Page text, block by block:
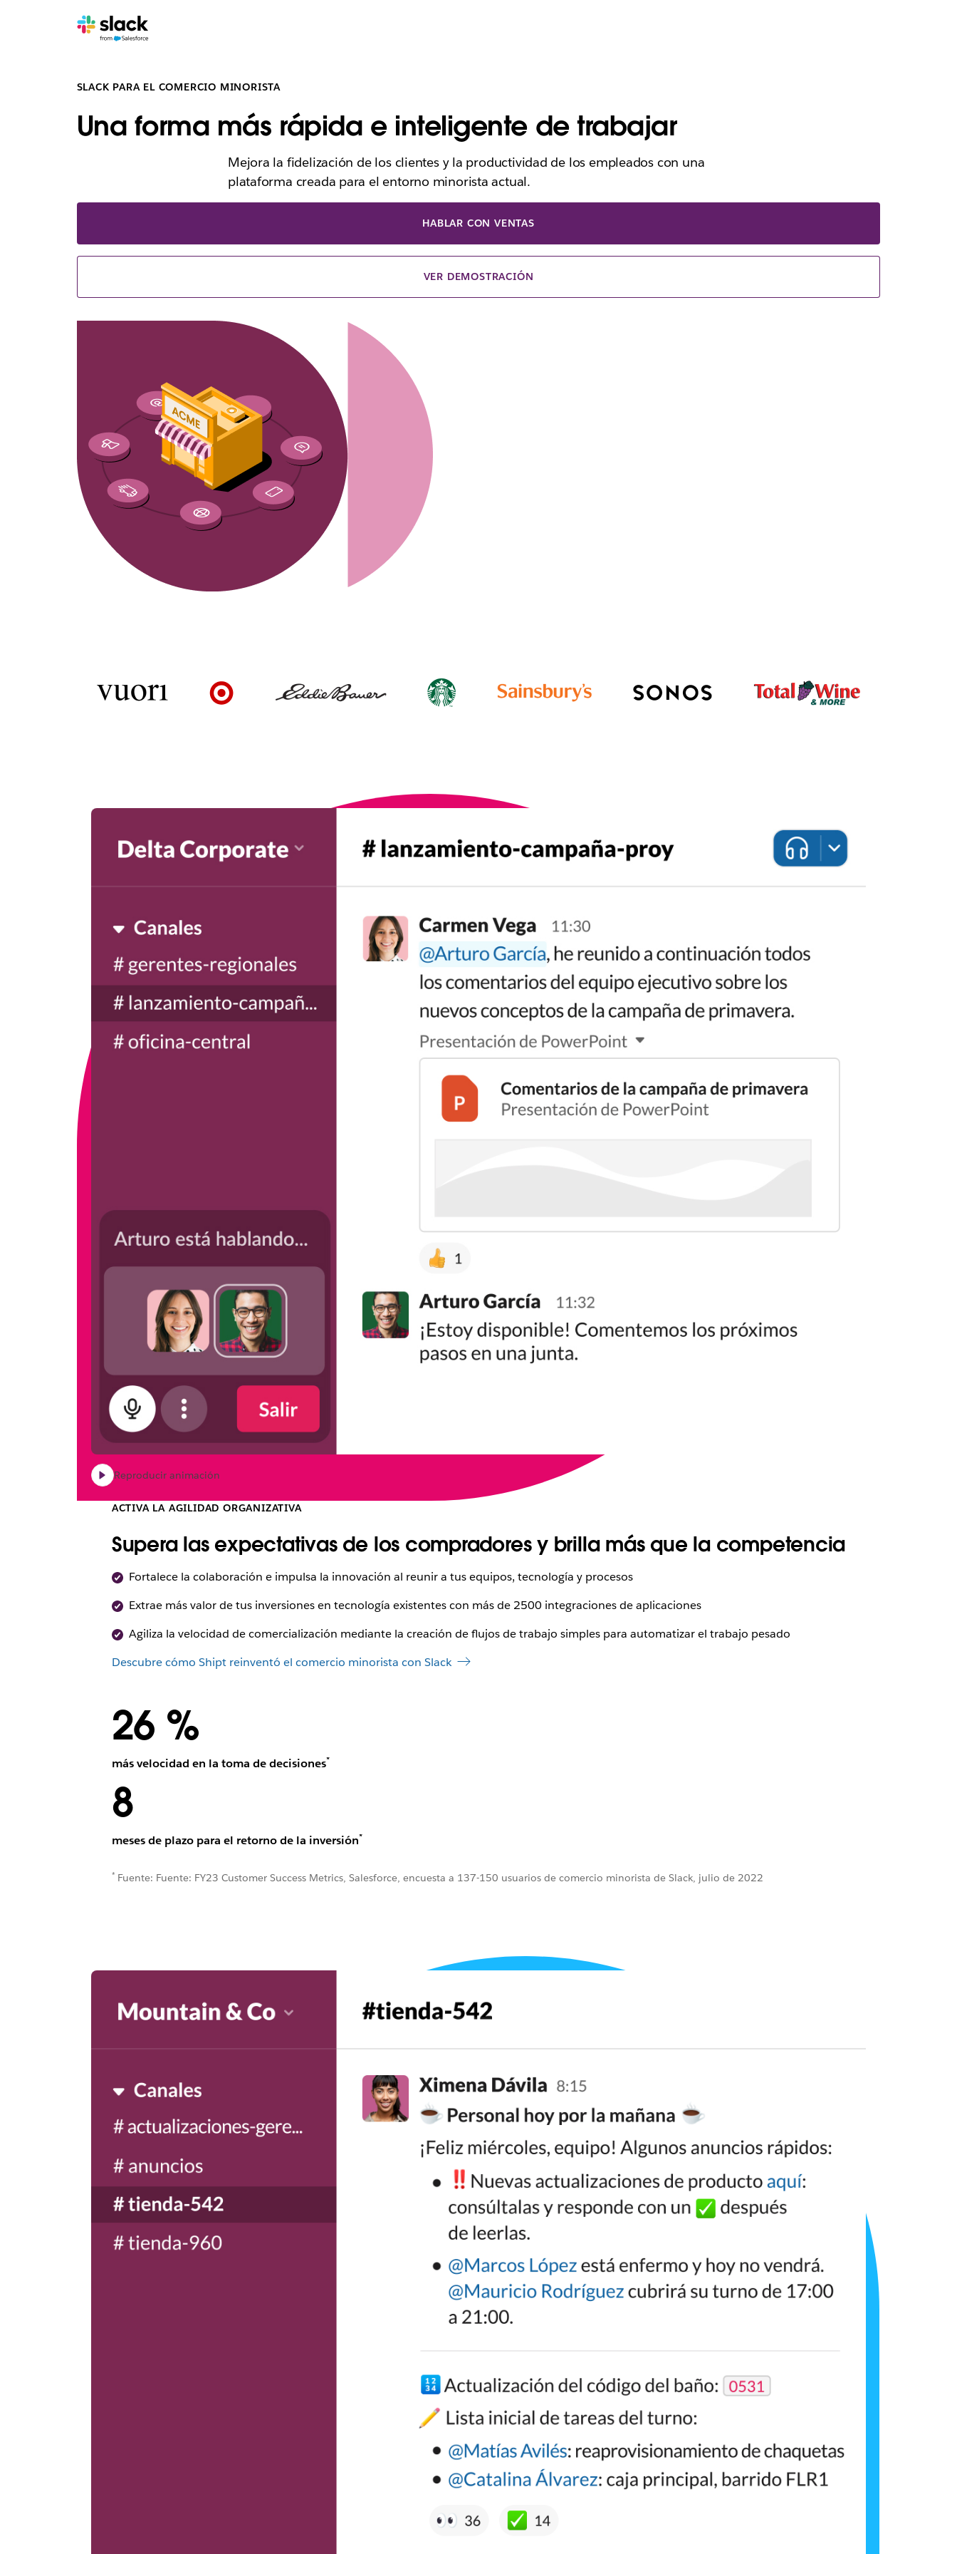
SLACK PARA EL COMERCIO MINORISTA
Una forma más rápida e inteligente de trabajar
Mejora la fidelización de los clientes y la productividad de los empleados con una
plataforma creada para el entorno minorista actual.
HABLAR CON VENTAS
VER DEMOSTRACIÓN
Reproducir animación
ACTIVA LA AGILIDAD ORGANIZATIVA
Supera las expectativas de los compradores y brilla más que la competencia
Fortalece la colaboración e impulsa la innovación al reunir a tus equipos, tecnología y procesos
Extrae más valor de tus inversiones en tecnología existentes con más de 2500 integraciones de aplicaciones
Agiliza la velocidad de comercialización mediante la creación de flujos de trabajo simples para automatizar el trabajo pesado
Descubre cómo Shipt reinventó el comercio minorista con Slack
26 %
más velocidad en la toma de decisiones*
8
meses de plazo para el retorno de la inversión*
* Fuente: Fuente: FY23 Customer Success Metrics, Salesforce, encuesta a 137-150 usuarios de comercio minorista de Slack, julio de 2022